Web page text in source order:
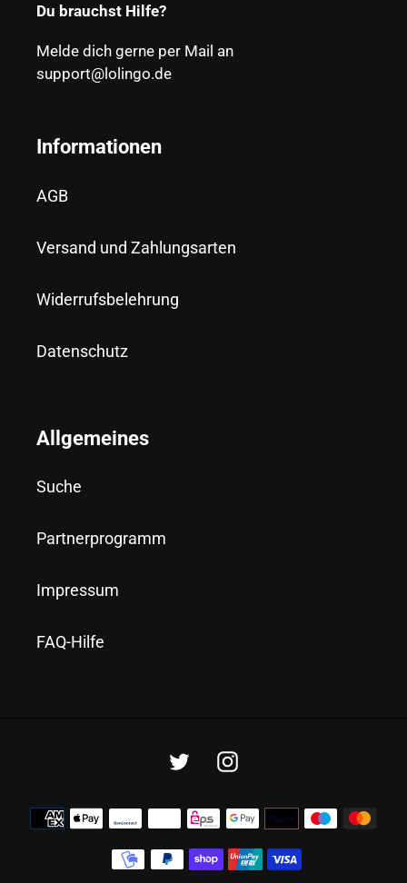
Du brauchst Hilfe?
Melde dich gerne per Mail an
support@lolingo.de
Informationen
AGB
Versand und Zahlungsarten
Widerrufsbelehrung
Datenschutz
Allgemeines
Suche
Partnerprogramm
Impressum
FAQ-Hilfe
TwitterInstagram
Zahlungsmethoden